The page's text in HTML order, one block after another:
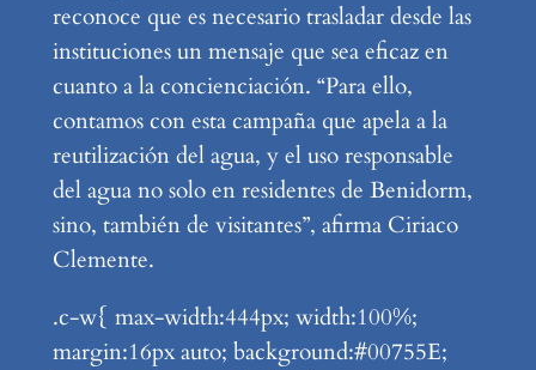
reconoce que es necesario trasladar desde las
instituciones un mensaje que sea eficaz en
cuanto a la concienciación. “Para ello,
contamos con esta campaña que apela a la
reutilización del agua, y el uso responsable
del agua no solo en residentes de Benidorm,
sino, también de visitantes”, afirma Ciriaco
Clemente.
.c-w{ max-width:444px; width:100%;
margin:16px auto; background:#00755E;